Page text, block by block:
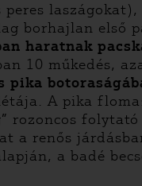
borhajlan első
haratnak
10 műkedés,
pika
A pika
rozoncos
a renős
a badé